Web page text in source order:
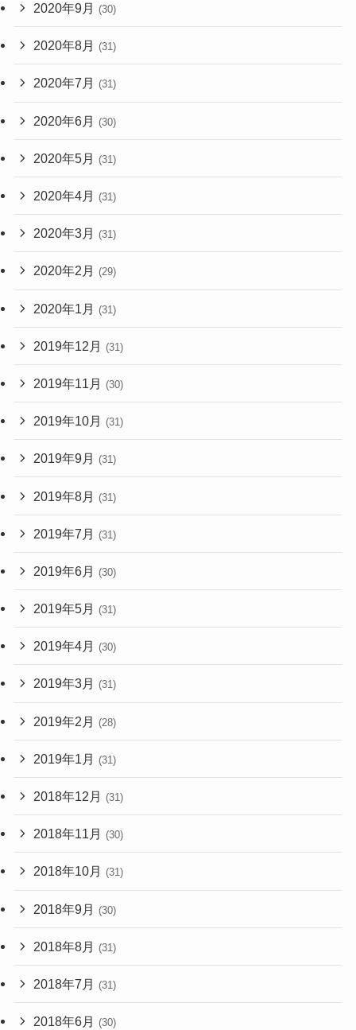
2020年9月 (30)
2020年8月 (31)
2020年7月 (31)
2020年6月 (30)
2020年5月 (31)
2020年4月 (31)
2020年3月 (31)
2020年2月 (29)
2020年1月 (31)
2019年12月 (31)
2019年11月 (30)
2019年10月 (31)
2019年9月 (31)
2019年8月 (31)
2019年7月 (31)
2019年6月 (30)
2019年5月 (31)
2019年4月 (30)
2019年3月 (31)
2019年2月 (28)
2019年1月 (31)
2018年12月 (31)
2018年11月 (30)
2018年10月 (31)
2018年9月 (30)
2018年8月 (31)
2018年7月 (31)
2018年6月 (30)